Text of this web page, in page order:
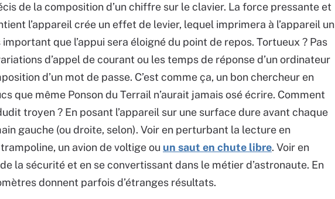
de la composition d’un chiffre sur le clavier. La force pressante et
l’appareil crée un effet de levier, lequel imprimera à l’appareil un
que l’appui sera éloigné du point de repos. Tortueux ? Pas
d’appel de courant ou les temps de réponse d’un ordinateur
d’un mot de passe. C’est comme ça, un bon chercheur en
que même Ponson du Terrail n’aurait jamais osé écrire. Comment
troyen ? En posant l’appareil sur une surface dure avant chaque
gauche (ou droite, selon). Voir en perturbant la lecture en
un avion de voltige ou un saut en chute libre. Voir en
la sécurité et en se convertissant dans le métier d’astronaute. En
donnent parfois d’étranges résultats.